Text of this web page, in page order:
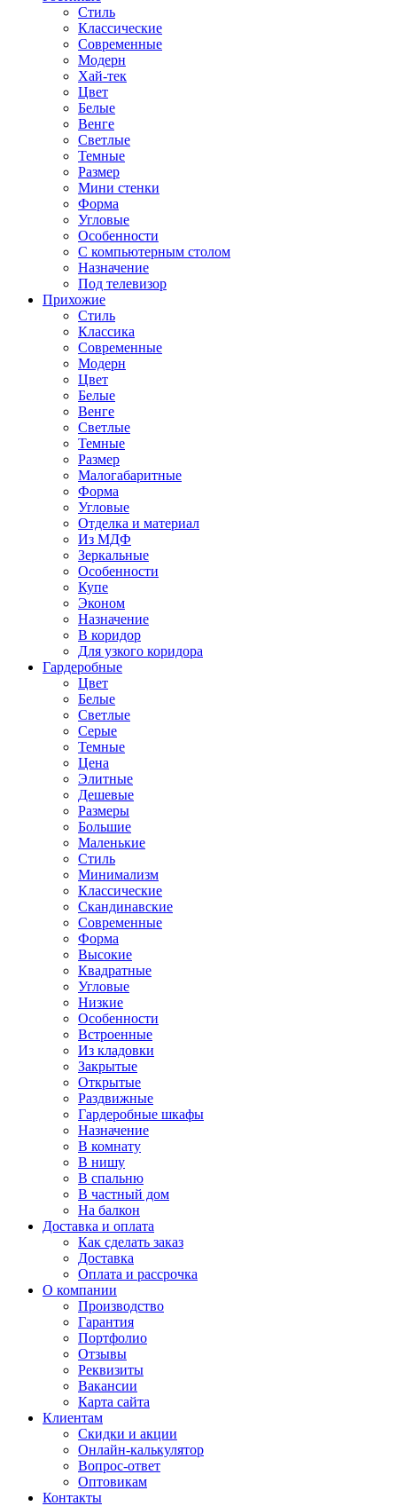
Стиль
Классические
Современные
Модерн
Хай-тек
Цвет
Белые
Венге
Светлые
Темные
Размер
Мини стенки
Форма
Угловые
Особенности
С компьютерным столом
Назначение
Под телевизор
Прихожие
Стиль
Классика
Современные
Модерн
Цвет
Белые
Венге
Светлые
Темные
Размер
Малогабаритные
Форма
Угловые
Отделка и материал
Из МДФ
Зеркальные
Особенности
Купе
Эконом
Назначение
В коридор
Для узкого коридора
Гардеробные
Цвет
Белые
Светлые
Серые
Темные
Цена
Элитные
Дешевые
Размеры
Большие
Маленькие
Стиль
Минимализм
Классические
Скандинавские
Современные
Форма
Высокие
Квадратные
Угловые
Низкие
Особенности
Встроенные
Из кладовки
Закрытые
Открытые
Раздвижные
Гардеробные шкафы
Назначение
В комнату
В нишу
В спальню
В частный дом
На балкон
Доставка и оплата
Как сделать заказ
Доставка
Оплата и рассрочка
О компании
Производство
Гарантия
Портфолио
Отзывы
Реквизиты
Вакансии
Карта сайта
Клиентам
Скидки и акции
Онлайн-калькулятор
Вопрос-ответ
Оптовикам
Контакты